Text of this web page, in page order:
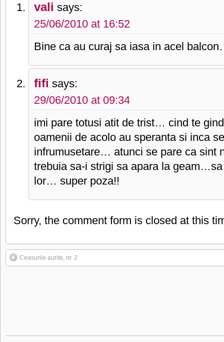
vali says:
25/06/2010 at 16:52
Bine ca au curaj sa iasa in acel
fifi says:
29/06/2010 at 09:34
imi pare totusi atit de trist… cind te
oamenii de acolo au speranta si inca
infrumusetare… atunci se pare ca
trebuia sa-i strigi sa apara la
lor… super poza!!
Sorry, the comment form is closed at this
Ceasurile aurite, nr. 2